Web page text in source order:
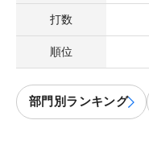
打数
順位
部門別ランキング